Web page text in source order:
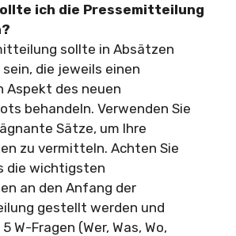
ich die Pressemitteilung
sollte in Absätzen
die jeweils einen
Aspekt des neuen
behandeln. Verwenden Sie
Sätze, um Ihre
zu vermitteln. Achten Sie
die wichtigsten
an den Anfang der
gestellt werden und
W-Fragen (Wer, Was, Wo,